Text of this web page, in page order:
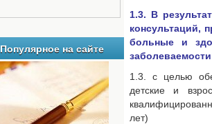
Популярное на сайте
1.3. В
консультаций,
больные и
1.3. с целью
детские и
лет)